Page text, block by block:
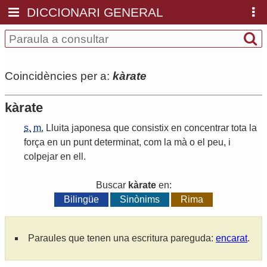
DICCIONARI GENERAL
Coincidències per a: kàrate
kàrate
s. m. Lluita japonesa que consistix en concentrar tota la
força en un punt determinat, com la mà o el peu, i
colpejar en ell .
Buscar kàrateen:
Bilingüe
Sinònims Rima
Paraules que tenen una escritura pareguda: encarat.